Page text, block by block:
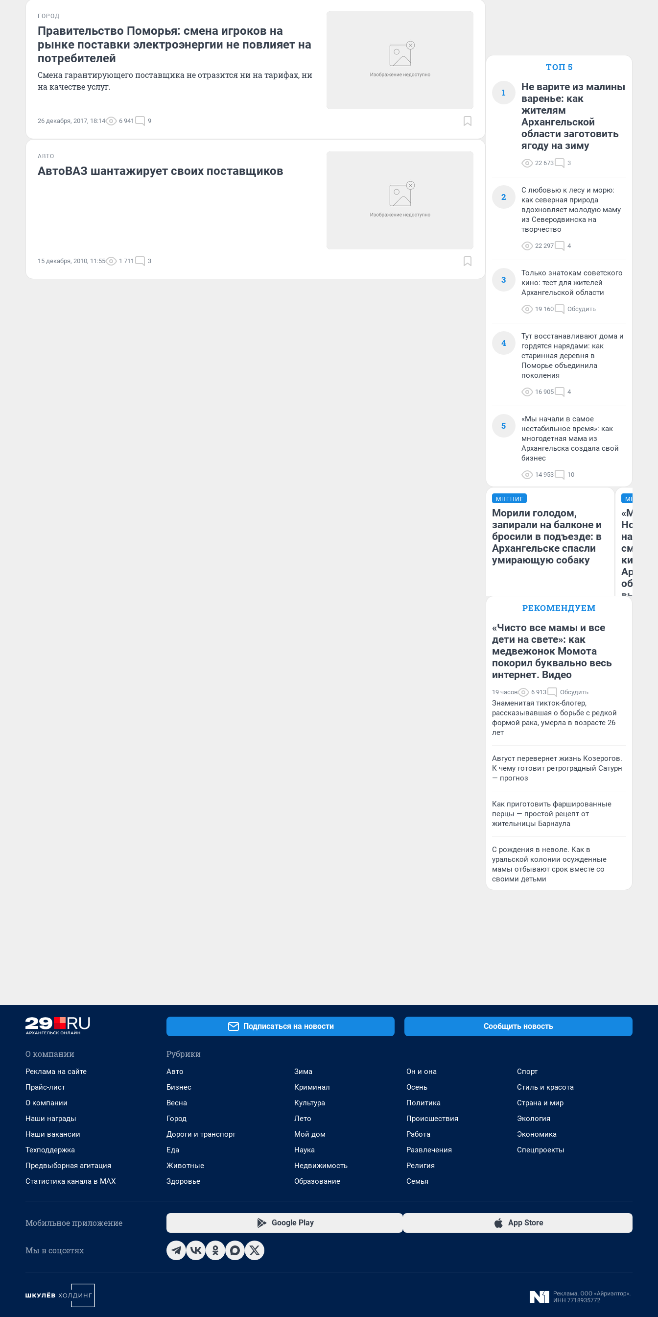
ГОРОД
Правительство Поморья: смена игроков на
рынке поставки электроэнергии не повлияет на
потребителей
Смена гарантирующего поставщика не отразится ни на тарифах, ни
на качестве услуг.
26 декабря, 2017, 18:14 6 941 9
АВТО
АвтоВАЗ шантажирует своих поставщиков
15 декабря, 2010, 11:55 1 711 3
ТОП 5
1
Не варите из малины
варенье: как
жителям
Архангельской
области заготовить
ягоду на зиму
22 673 3
2
С любовью к лесу и морю:
как северная природа
вдохновляет молодую маму
из Северодвинска на
творчество
22 297 4
3
Только знатокам советского
кино: тест для жителей
Архангельской области
19 160 Обсудить
4
Тут восстанавливают дома и
гордятся нарядами: как
старинная деревня в
Поморье объединила
поколения
16 905 4
5
«Мы начали в самое
нестабильное время»: как
многодетная мама из
Архангельска создала свой
бизнес
14 953 10
МНЕНИЕ
Морили голодом,
запирали на балконе и
бросили в подъезде: в
Архангельске спасли
умирающую собаку
Ольга Мелехова
МНЕНИЕ
«Мы
РЕКОМЕНДУЕМ
«Чисто все мамы и все
дети на свете»: как
медвежонок Момота
покорил буквально весь
интернет. Видео
19 часов 6 913 Обсудить
Знаменитая тикток-блогер,
рассказывавшая о борьбе с редкой
формой рака, умерла в возрасте 26
лет
Август перевернет жизнь Козерогов.
К чему готовит ретроградный Сатурн
— прогноз
Как приготовить фаршированные
перцы — простой рецепт от
жительницы Барнаула
С рождения в неволе. Как в
уральской колонии осужденные
мамы отбывают срок вместе со
своими детьми
Подписаться на новости Сообщить новость
О компании
Реклама на сайте
Прайс-лист
О компании
Наши награды
Наши вакансии
Техподдержка
Предвыборная агитация
Статистика канала в MAX
Рубрики
Авто
Бизнес
Весна
Город
Дороги и транспорт
Еда
Животные
Здоровье
Зима
Криминал
Культура
Лето
Мой дом
Наука
Недвижимость
Образование
Он и она
Осень
Политика
Происшествия
Работа
Развлечения
Религия
Семья
Спорт
Стиль и красота
Страна и мир
Экология
Экономика
Спецпроекты
Мобильное приложение Google Play App Store
Мы в соцсетях